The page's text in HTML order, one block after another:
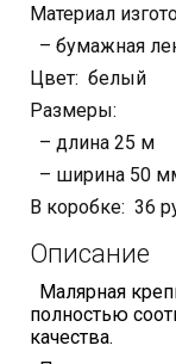
Материал
– бумажная
Цвет: белый
Размеры:
– длина 25 м
– ширина 50
В коробке: 36
Описание
Малярная
полностью
качества.